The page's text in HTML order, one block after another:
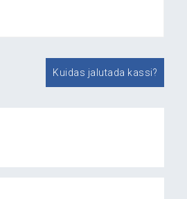
Kuidas jalutada kassi?